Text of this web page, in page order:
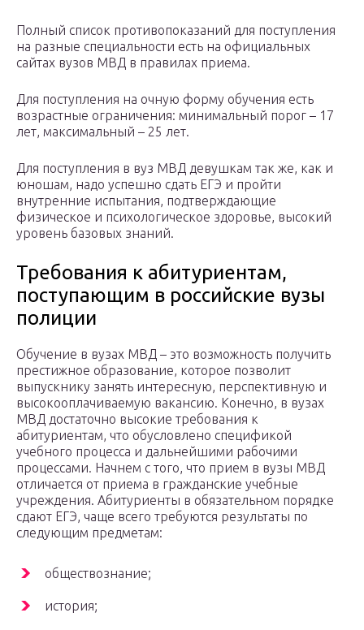
Полный список противопоказаний для поступления
на разные специальности есть на официальных
сайтах вузов МВД в правилах приема.
Для поступления на очную форму обучения есть
возрастные ограничения: минимальный порог – 17
лет, максимальный – 25 лет.
Для поступления в вуз МВД девушкам так же, как и
юношам, надо успешно сдать ЕГЭ и пройти
внутренние испытания, подтверждающие
физическое и психологическое здоровье, высокий
уровень базовых знаний.
Требования к абитуриентам,
поступающим в российские вузы
полиции
Обучение в вузах МВД – это возможность получить
престижное образование, которое позволит
выпускнику занять интересную, перспективную и
высокооплачиваемую вакансию. Конечно, в вузах
МВД достаточно высокие требования к
абитуриентам, что обусловлено спецификой
учебного процесса и дальнейшими рабочими
процессами. Начнем с того, что прием в вузы МВД
отличается от приема в гражданские учебные
учреждения. Абитуриенты в обязательном порядке
сдают ЕГЭ, чаще всего требуются результаты по
следующим предметам:
обществознание;
история;